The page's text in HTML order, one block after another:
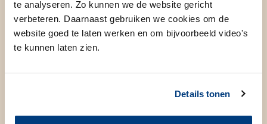
te analyseren. Zo kunnen we de website gericht
verbeteren. Daarnaast gebruiken we cookies om de
website goed te laten werken en om bijvoorbeeld video's
te kunnen laten zien.
Details tonen